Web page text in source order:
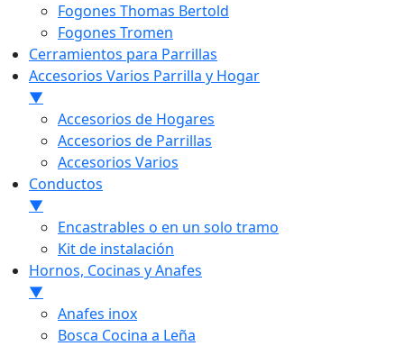
Fogones Thomas Bertold
Fogones Tromen
Cerramientos para Parrillas
Accesorios Varios Parrilla y Hogar
▼
Accesorios de Hogares
Accesorios de Parrillas
Accesorios Varios
Conductos
▼
Encastrables o en un solo tramo
Kit de instalación
Hornos, Cocinas y Anafes
▼
Anafes inox
Bosca Cocina a Leña